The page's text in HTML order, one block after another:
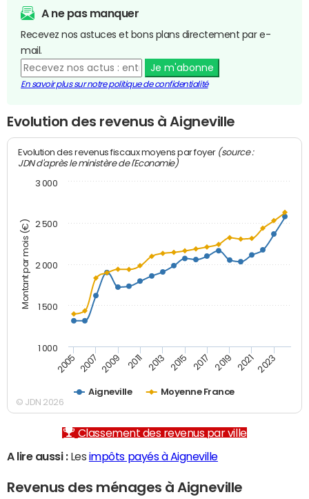
A ne pas manquer
Recevez nos astuces et bons plans directement par e-
mail.
Je m'abonne
En savoir plus sur notre politique de confidentialité
Evolution des revenus à Aigneville
Montant par mois (€)
Evolution des revenus fiscaux moyens par foyer (source :
JDN d'après le ministère de l'Economie)
Aigneville Moyenne France
2005 2007 2009 2011 2013 2015 2017 2019 2021 2023
1 000
1 500
2 000
2 500
3 000
© JDN 2026
Classement des revenus par ville
A lire aussi :Les impôts payés à Aigneville
Revenus des ménages à Aigneville